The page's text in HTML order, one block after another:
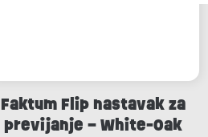
Faktum Flip nastavak za
previjanje – White-Oak